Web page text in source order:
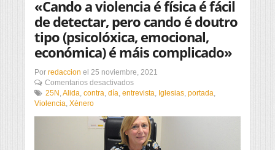
«Cando a violencia é física é fácil
de detectar, pero cando é doutro
tipo (psicolóxica, emocional,
económica) é máis complicado»
Por redaccion el 25 noviembre, 2021
Comentarios desactivadosen
«Cando
é
física
é
25N ,Alida, contra, día, entrevista, Iglesias, portada,
Violencia, Xénero